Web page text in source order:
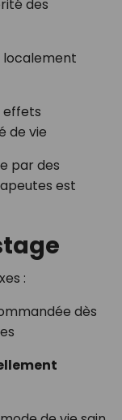
des
localement
effets
de vie
par des
est
:
dès